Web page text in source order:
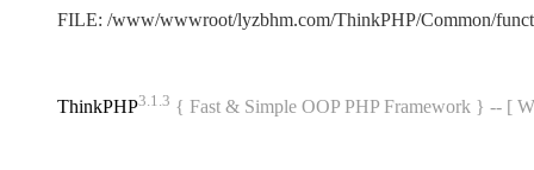
FILE: /www/wwwroot/lyzbhm.com/ThinkPHP/Common/
ThinkPHP3.1.3 { Fast & Simple OOP PHP Framework } -- [